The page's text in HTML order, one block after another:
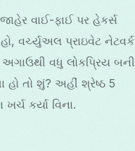
Македонски
Română Русский
વાઈ-ફાઈ પર હેકર્સ
વર્ચ્યુઅલ પ્રાઇવેટ નેટવર્ક
વધુ લોકપ્રિય બની
હો તો શું? અહીં શ્રેષ્ઠ 5
કર્યા વિના.